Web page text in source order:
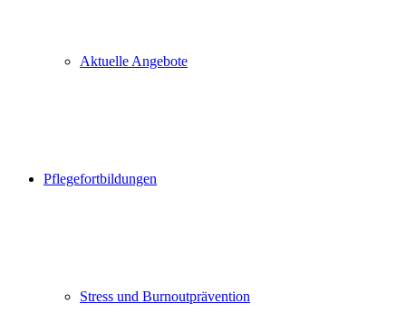
Aktuelle Angebote
Pflegefortbildungen
Stress und Burnoutprävention